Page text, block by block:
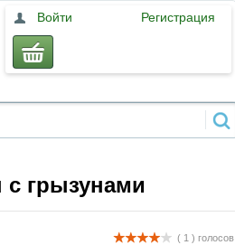
Войти Регистрация
грызунами
( 1 ) голосов